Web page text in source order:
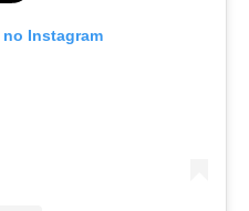
Instagram